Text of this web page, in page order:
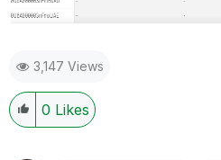
3,147 Views
0 Likes